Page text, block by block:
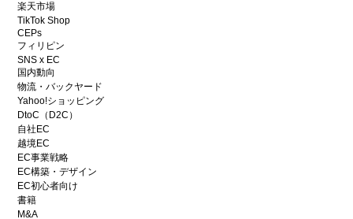
楽天市場
TikTok Shop
CEPs
フィリピン
SNS x EC
国内動向
物流・バックヤード
Yahoo!ショッピング
DtoC（D2C）
自社EC
越境EC
EC事業戦略
EC構築・デザイン
EC初心者向け
書籍
M&A